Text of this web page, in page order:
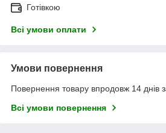
Готівкою
Всі умови оплати
Умови повернення
Повернення товару впродовж 14 днів
Всі умови повернення